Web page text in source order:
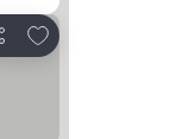
Favorilerime ekle